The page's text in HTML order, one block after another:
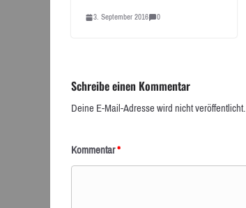
3. September 2016 0
Schreibe einen Kommentar
Deine E-Mail-Adresse wird nicht veröffentlicht.
Kommentar*